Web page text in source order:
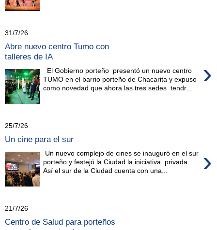
31/7/26
Abre nuevo centro Tumo con
talleres de IA
›
El Gobierno porteño presentó un nuevo centro
TUMO en el barrio porteño de Chacarita y expuso
como novedad que ahora las tres sedes tendr...
25/7/26
Un cine para el sur
›
Un nuevo complejo de cines se inauguró en el sur
porteño y festejó la Ciudad la iniciativa privada.
Así el sur de la Ciudad cuenta con una...
21/7/26
Centro de Salud para porteños